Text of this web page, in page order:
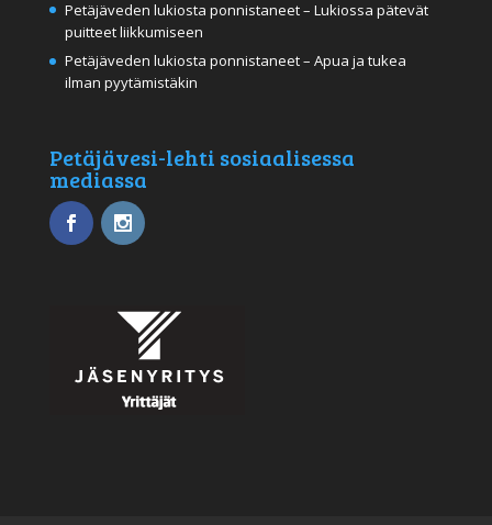
Petäjäveden lukiosta ponnistaneet – Lukiossa pätevät
puitteet liikkumiseen
Petäjäveden lukiosta ponnistaneet – Apua ja tukea
ilman pyytämistäkin
Petäjävesi-lehti sosiaalisessa
mediassa